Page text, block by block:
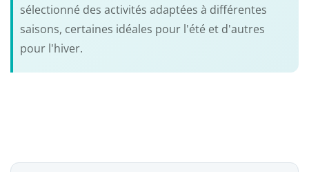
sélectionné des activités adaptées à différentes
saisons, certaines idéales pour l'été et d'autres
pour l'hiver.